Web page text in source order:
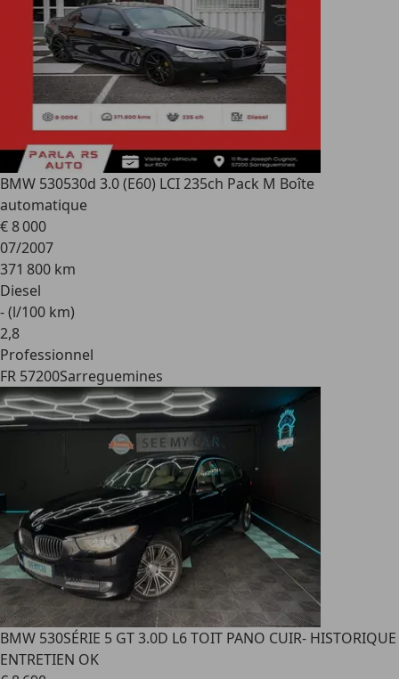
BMW 530530d 3.0 (E60) LCI 235ch Pack M Boîte
automatique
€ 8 000
07/2007
371 800 km
Diesel
- (l/100 km)
2,8
Professionnel
FR 57200Sarreguemines
BMW 530SÉRIE 5 GT 3.0D L6 TOIT PANO CUIR- HISTORIQUE
ENTRETIEN OK